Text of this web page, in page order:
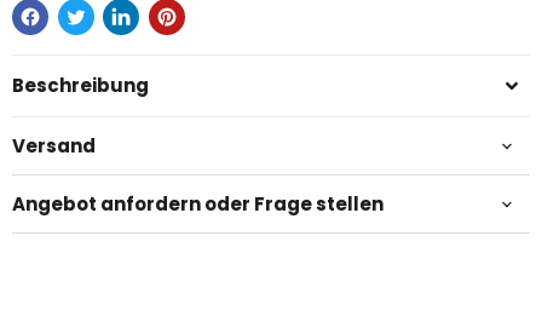
Beschreibung
Versand
Angebot anfordern oder Frage stellen